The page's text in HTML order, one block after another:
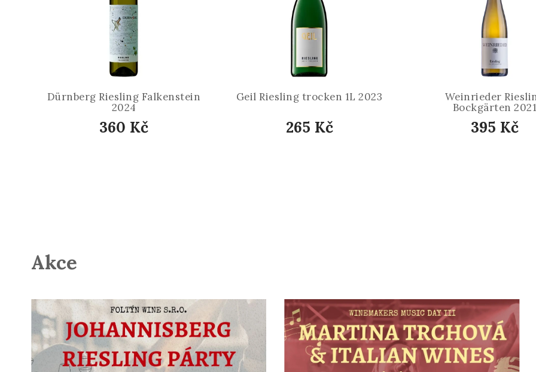
Dürnberg Riesling Falkenstein
2024
360 Kč
Geil Riesling trocken 1L 2023
265 Kč
Weinrieder
Bockgärten
395 Kč
Akce